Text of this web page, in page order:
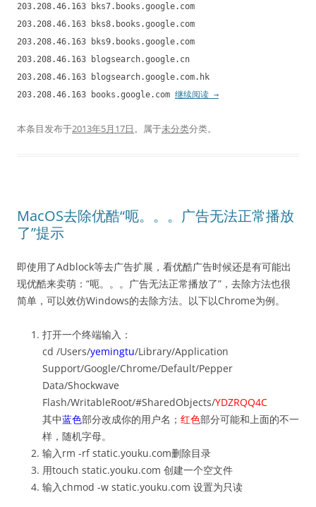
203.208.46.163 bks7.books.google.com
203.208.46.163 bks8.books.google.com
203.208.46.163 bks9.books.google.com
203.208.46.163 blogsearch.google.cn
203.208.46.163 blogsearch.google.com.hk
203.208.46.163 books.google.com 继续阅读 →
本条目发布于2013年5月17日。属于未分类分类。
MacOS去除优酷“呃。。。广告无法正常播放
了”提示
即使用了Adblock等去广告扩展，看优酷广告时候还是有可能出
现优酷来卖萌：“呃。。。广告无法正常播放了”，去除方法也很
简单，可以效仿Windows的去除方法。以下以Chrome为例。
打开一个终端输入：
cd /Users/yemingtu/Library/Application
Support/Google/Chrome/Default/Pepper
Data/Shockwave
Flash/WritableRoot/#SharedObjects/YDZRQQ4C
其中蓝色部分改成你的用户名； 红色部分可能和上面的不一
样，随机字母。
输入rm -rf static.youku.com删除目录
用touch static.youku.com 创建一个空文件
输入chmod -w static.youku.com 设置为只读